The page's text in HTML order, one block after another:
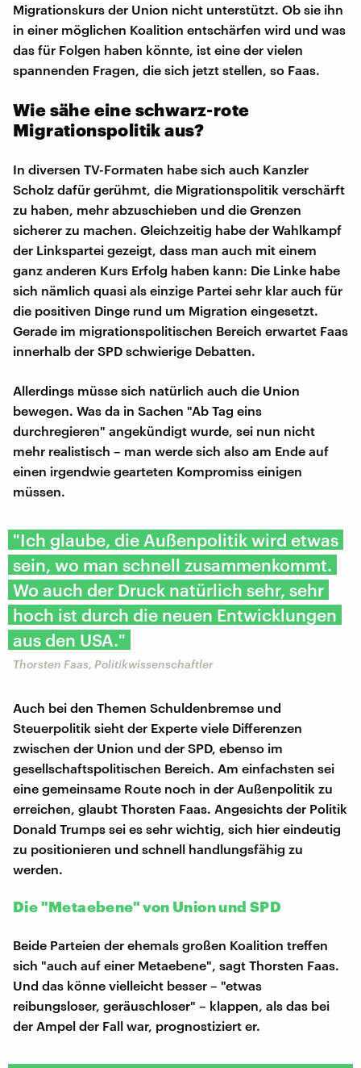
Migrationskurs der Union nicht unterstützt. Ob sie ihn
in einer möglichen Koalition entschärfen wird und was
das für Folgen haben könnte, ist eine der vielen
spannenden Fragen, die sich jetzt stellen, so Faas.
Wie sähe eine schwarz-rote
Migrationspolitik aus?
In diversen TV-Formaten habe sich auch Kanzler
Scholz dafür gerühmt, die Migrationspolitik verschärft
zu haben, mehr abzuschieben und die Grenzen
sicherer zu machen. Gleichzeitig habe der Wahlkampf
der Linkspartei gezeigt, dass man auch mit einem
ganz anderen Kurs Erfolg haben kann: Die Linke habe
sich nämlich quasi als einzige Partei sehr klar auch für
die positiven Dinge rund um Migration eingesetzt.
Gerade im migrationspolitischen Bereich erwartet Faas
innerhalb der SPD schwierige Debatten.
Allerdings müsse sich natürlich auch die Union
bewegen. Was da in Sachen "Ab Tag eins
durchregieren" angekündigt wurde, sei nun nicht
mehr realistisch – man werde sich also am Ende auf
einen irgendwie gearteten Kompromiss einigen
müssen.
"Ich glaube, die Außenpolitik wird etwas
sein, wo man schnell zusammenkommt.
Wo auch der Druck natürlich sehr, sehr
hoch ist durch die neuen Entwicklungen
aus den USA."
Thorsten Faas, Politikwissenschaftler
Auch bei den Themen Schuldenbremse und
Steuerpolitik sieht der Experte viele Differenzen
zwischen der Union und der SPD, ebenso im
gesellschaftspolitischen Bereich. Am einfachsten sei
eine gemeinsame Route noch in der Außenpolitik zu
erreichen, glaubt Thorsten Faas. Angesichts der Politik
Donald Trumps sei es sehr wichtig, sich hier eindeutig
zu positionieren und schnell handlungsfähig zu
werden.
Die "Metaebene" von Union und SPD
Beide Parteien der ehemals großen Koalition treffen
sich "auch auf einer Metaebene", sagt Thorsten Faas.
Und das könne vielleicht besser – "etwas
reibungsloser, geräuschloser" – klappen, als das bei
der Ampel der Fall war, prognostiziert er.